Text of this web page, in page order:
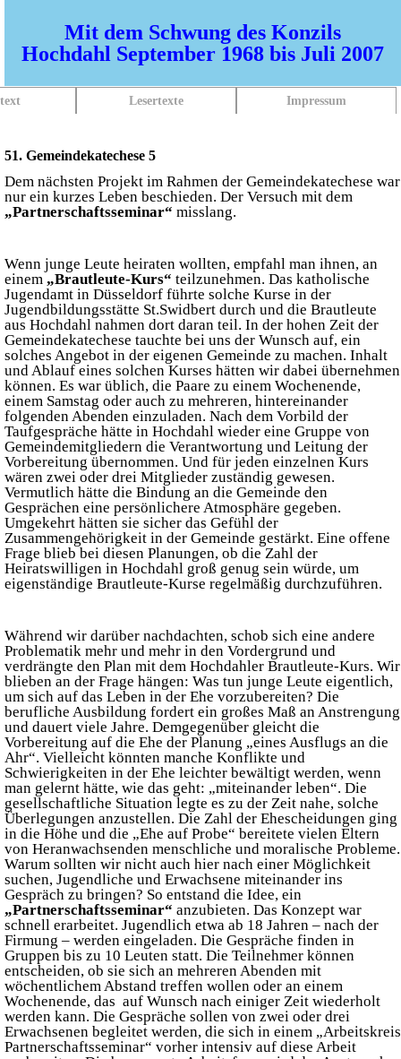
Mit dem Schwung des Konzils
Hochdahl September 1968 bis Juli 2007
Lesertexte Impressum
51. Gemeindekatechese 5
Dem nächsten Projekt im Rahmen der Gemeindekatechese war
nur ein kurzes Leben beschieden. Der Versuch mit dem
„Partnerschaftsseminar“ misslang.
Wenn junge Leute heiraten wollten, empfahl man ihnen, an
einem „Brautleute-Kurs“ teilzunehmen. Das katholische
Jugendamt in Düsseldorf führte solche Kurse in der
Jugendbildungsstätte St.Swidbert durch und die Brautleute
aus Hochdahl nahmen dort daran teil. In der hohen Zeit der
Gemeindekatechese tauchte bei uns der Wunsch auf, ein
solches Angebot in der eigenen Gemeinde zu machen. Inhalt
und Ablauf eines solchen Kurses hätten wir dabei übernehmen
können. Es war üblich, die Paare zu einem Wochenende,
einem Samstag oder auch zu mehreren, hintereinander
folgenden Abenden einzuladen. Nach dem Vorbild der
Taufgespräche hätte in Hochdahl wieder eine Gruppe von
Gemeindemitgliedern die Verantwortung und Leitung der
Vorbereitung übernommen. Und für jeden einzelnen Kurs
wären zwei oder drei Mitglieder zuständig gewesen.
Vermutlich hätte die Bindung an die Gemeinde den
Gesprächen eine persönlichere Atmosphäre gegeben.
Umgekehrt hätten sie sicher das Gefühl der
Zusammengehörigkeit in der Gemeinde gestärkt. Eine offene
Frage blieb bei diesen Planungen, ob die Zahl der
Heiratswilligen in Hochdahl groß genug sein würde, um
eigenständige Brautleute-Kurse regelmäßig durchzuführen.
Während wir darüber nachdachten, schob sich eine andere
Problematik mehr und mehr in den Vordergrund und
verdrängte den Plan mit dem Hochdahler Brautleute-Kurs. Wir
blieben an der Frage hängen: Was tun junge Leute eigentlich,
um sich auf das Leben in der Ehe vorzubereiten? Die
berufliche Ausbildung fordert ein großes Maß an Anstrengung
und dauert viele Jahre. Demgegenüber gleicht die
Vorbereitung auf die Ehe der Planung „eines Ausflugs an die
Ahr“. Vielleicht könnten manche Konflikte und
Schwierigkeiten in der Ehe leichter bewältigt werden, wenn
man gelernt hätte, wie das geht: „miteinander leben“. Die
gesellschaftliche Situation legte es zu der Zeit nahe, solche
Überlegungen anzustellen. Die Zahl der Ehescheidungen ging
in die Höhe und die „Ehe auf Probe“ bereitete vielen Eltern
von Heranwachsenden menschliche und moralische Probleme.
Warum sollten wir nicht auch hier nach einer Möglichkeit
suchen, Jugendliche und Erwachsene miteinander ins
Gespräch zu bringen? So entstand die Idee, ein
„Partnerschaftsseminar“ anzubieten. Das Konzept war
schnell erarbeitet. Jugendlich etwa ab 18 Jahren – nach der
Firmung – werden eingeladen. Die Gespräche finden in
Gruppen bis zu 10 Leuten statt. Die Teilnehmer können
entscheiden, ob sie sich an mehreren Abenden mit
wöchentlichem Abstand treffen wollen oder an einem
Wochenende, das auf Wunsch nach einiger Zeit wiederholt
werden kann. Die Gespräche sollen von zwei oder drei
Erwachsenen begleitet werden, die sich in einem „Arbeitskreis
Partnerschaftsseminar“ vorher intensiv auf diese Arbeit